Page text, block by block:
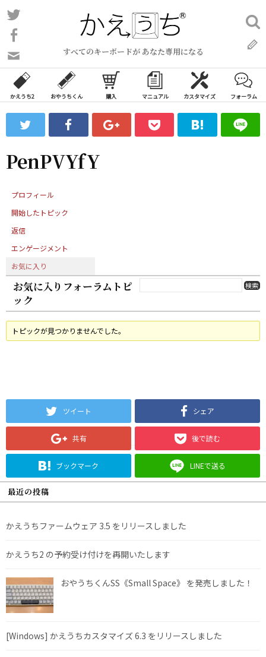
コ
ン
ン
ツ
ス
ッ
プ
すべてのキーボードが あなた専用になる
い
合
わ
フ
ォ
ム
検
索:
かえうち2 おやうちくん 購入 マニュアル カスタマイズ フォーラム
PenPVYfY
プロフィール
開始したトピック
返信
エンゲージメント
お気に入り
お気に入りフォーラムトピ
ック
トピックが見つかりませんでした。
ツイート シェア
共有 後で読む
ブックマーク LINEで送る
最近の投稿
かえうちファームウェア 3.5 をリリースしました
かえうち2 の予約受け付けを再開いたします
おやうちくんSS《Small Space》 を発売しました！
[Windows] かえうちカスタマイズ 6.3 をリリースしました